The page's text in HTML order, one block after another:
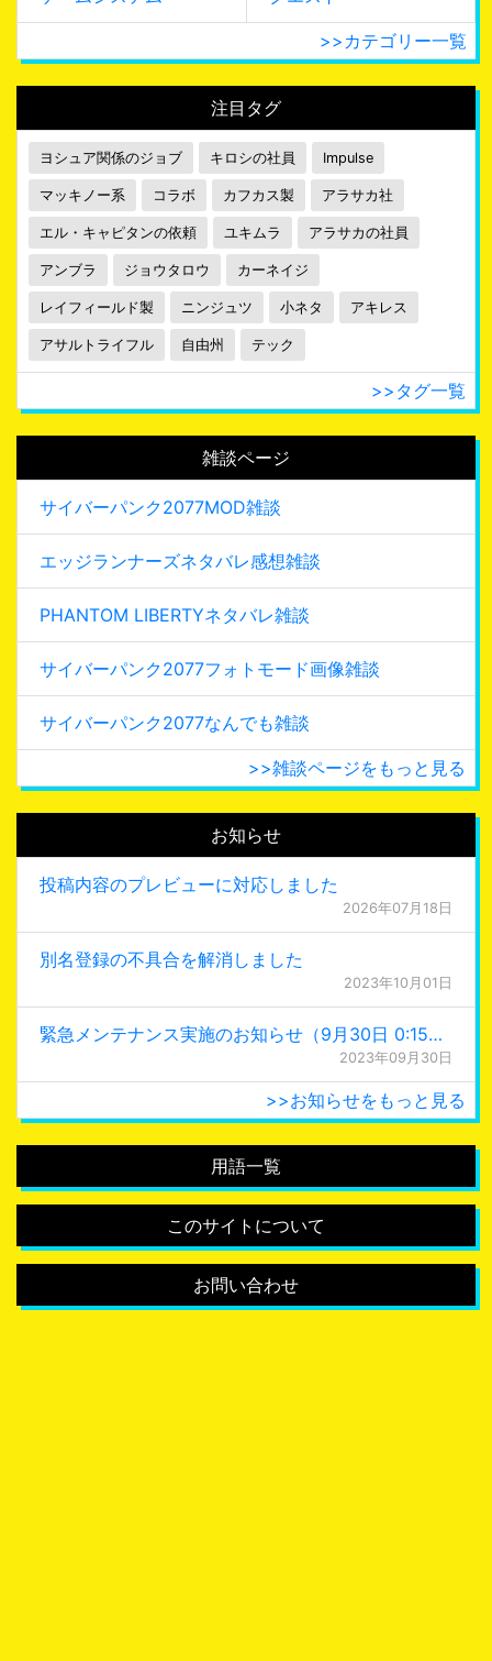
>>カテゴリー一覧
注目タグ
ヨシュア関係のジョブ キロシの社員 Impulse
マッキノー系 コラボ カフカス製 アラサカ社
エル・キャピタンの依頼 ユキムラ アラサカの社員
アンブラ ジョウタロウ カーネイジ
レイフィールド製 ニンジュツ 小ネタ アキレス
アサルトライフル 自由州 テック
>>タグ一覧
雑談ページ
サイバーパンク2077MOD雑談
エッジランナーズネタバレ感想雑談
PHANTOM LIBERTYネタバレ雑談
サイバーパンク2077フォトモード画像雑談
サイバーパンク2077なんでも雑談
>>雑談ページをもっと見る
お知らせ
投稿内容のプレビューに対応しました
2026年07月18日
別名登録の不具合を解消しました
2023年10月01日
緊急メンテナンス実施のお知らせ（9月30日 0:15更新）
2023年09月30日
>>お知らせをもっと見る
用語一覧
このサイトについて
お問い合わせ